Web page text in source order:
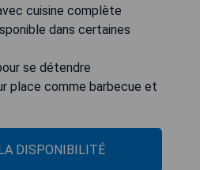
cuisine complète
dans certaines
se détendre
place comme barbecue et
DISPONIBILITÉ